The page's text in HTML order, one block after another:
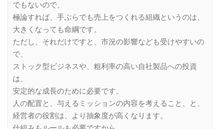
でもないので、
極論すれば、手ぶらでも売上をつくれる組織というのは、
大きくなっても命綱です。
ただし、それだけですと、市況の影響なども受けやすいの
で、
ストック型ビジネスや、粗利率の高い自社製品への投資
は、
安定的な成長のために必要です。
人の配置と、与えるミッションの内容を考えること、と、
経営者の役割は、より抽象度が高くなります。